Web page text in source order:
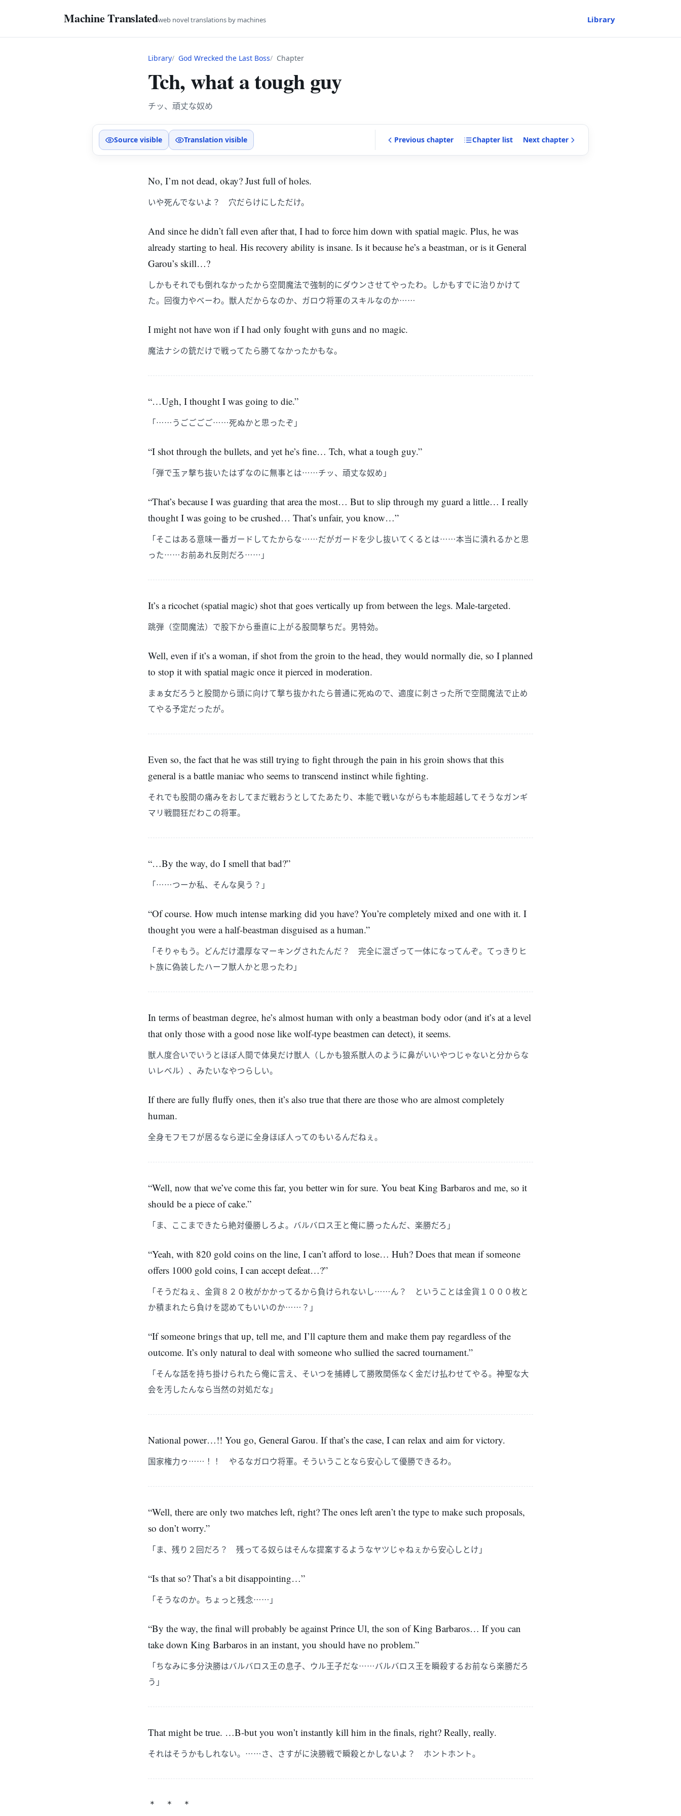
Machine Translatedweb novel translations by machines Library
Library God Wrecked the Last Boss Chapter
Tch, what a tough guy
チッ、頑丈な奴め
Source visible Translation visible Previous chapter Chapter list Next chapter
No, I’m not dead, okay? Just full of holes.
いや死んでないよ？ 穴だらけにしただけ。
And since he didn’t fall even after that, I had to force him down with spatial magic. Plus, he was
already starting to heal. His recovery ability is insane. Is it because he’s a beastman, or is it General
Garou’s skill…?
しかもそれでも倒れなかったから空間魔法で強制的にダウンさせてやったわ。しかもすでに治りかけて
た。回復力やべーわ。獣人だからなのか、ガロウ将軍のスキルなのか……
I might not have won if I had only fought with guns and no magic.
魔法ナシの銃だけで戦ってたら勝てなかったかもな。
“…Ugh, I thought I was going to die.”
「……うごごごご……死ぬかと思ったぞ」
“I shot through the bullets, and yet he’s fine… Tch, what a tough guy.”
「弾で玉ァ撃ち抜いたはずなのに無事とは……チッ、頑丈な奴め」
“That’s because I was guarding that area the most… But to slip through my guard a little… I really
thought I was going to be crushed… That’s unfair, you know…”
「そこはある意味一番ガードしてたからな……だがガードを少し抜いてくるとは……本当に潰れるかと思
った……お前あれ反則だろ……」
It’s a ricochet (spatial magic) shot that goes vertically up from between the legs. Male-targeted.
跳弾（空間魔法）で股下から垂直に上がる股間撃ちだ。男特効。
Well, even if it’s a woman, if shot from the groin to the head, they would normally die, so I planned
to stop it with spatial magic once it pierced in moderation.
まぁ女だろうと股間から頭に向けて撃ち抜かれたら普通に死ぬので、適度に刺さった所で空間魔法で止め
てやる予定だったが。
Even so, the fact that he was still trying to fight through the pain in his groin shows that this
general is a battle maniac who seems to transcend instinct while fighting.
それでも股間の痛みをおしてまだ戦おうとしてたあたり、本能で戦いながらも本能超越してそうなガンギ
マリ戦闘狂だわこの将軍。
“…By the way, do I smell that bad?”
「……つーか私、そんな臭う？」
“Of course. How much intense marking did you have? You’re completely mixed and one with it. I
thought you were a half-beastman disguised as a human.”
「そりゃもう。どんだけ濃厚なマーキングされたんだ？ 完全に混ざって一体になってんぞ。てっきりヒ
ト族に偽装したハーフ獣人かと思ったわ」
In terms of beastman degree, he’s almost human with only a beastman body odor (and it’s at a level
that only those with a good nose like wolf-type beastmen can detect), it seems.
獣人度合いでいうとほぼ人間で体臭だけ獣人（しかも狼系獣人のように鼻がいいやつじゃないと分からな
いレベル）、みたいなやつらしい。
If there are fully fluffy ones, then it’s also true that there are those who are almost completely
human.
全身モフモフが居るなら逆に全身ほぼ人ってのもいるんだねぇ。
“Well, now that we’ve come this far, you better win for sure. You beat King Barbaros and me, so it
should be a piece of cake.”
「ま、ここまできたら絶対優勝しろよ。バルバロス王と俺に勝ったんだ、楽勝だろ」
“Yeah, with 820 gold coins on the line, I can’t afford to lose… Huh? Does that mean if someone
offers 1000 gold coins, I can accept defeat…?”
「そうだねぇ、金貨８２０枚がかかってるから負けられないし……ん？ ということは金貨１０００枚と
か積まれたら負けを認めてもいいのか……？」
“If someone brings that up, tell me, and I’ll capture them and make them pay regardless of the
outcome. It’s only natural to deal with someone who sullied the sacred tournament.”
「そんな話を持ち掛けられたら俺に言え、そいつを捕縛して勝敗関係なく金だけ払わせてやる。神聖な大
会を汚したんなら当然の対処だな」
National power…!! You go, General Garou. If that’s the case, I can relax and aim for victory.
国家権力ゥ……！！ やるなガロウ将軍。そういうことなら安心して優勝できるわ。
“Well, there are only two matches left, right? The ones left aren’t the type to make such proposals,
so don’t worry.”
「ま、残り２回だろ？ 残ってる奴らはそんな提案するようなヤツじゃねぇから安心しとけ」
“Is that so? That’s a bit disappointing…”
「そうなのか。ちょっと残念……」
“By the way, the final will probably be against Prince Ul, the son of King Barbaros… If you can
take down King Barbaros in an instant, you should have no problem.”
「ちなみに多分決勝はバルバロス王の息子、ウル王子だな……バルバロス王を瞬殺するお前なら楽勝だろ
う」
That might be true. …B-but you won’t instantly kill him in the finals, right? Really, really.
それはそうかもしれない。……さ、さすがに決勝戦で瞬殺とかしないよ？ ホントホント。
＊ ＊ ＊